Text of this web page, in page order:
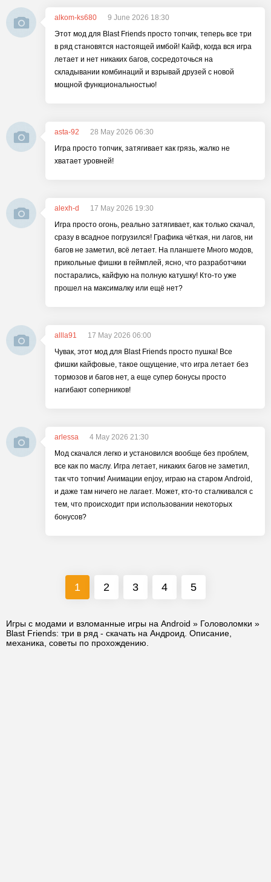
alkom-ks680
9 June 2026 18:30
Этот мод для Blast Friends просто топчик, теперь все три
в ряд становятся настоящей имбой! Кайф, когда вся игра
летает и нет никаких багов, сосредоточься на
складывании комбинаций и взрывай друзей с новой
мощной функциональностью!
asta-92
28 May 2026 06:30
Игра просто топчик, затягивает как грязь, жалко не
хватает уровней!
alexh-d
17 May 2026 19:30
Игра просто огонь, реально затягивает, как только скачал,
сразу в всадное погрузился! Графика чёткая, ни лагов, ни
багов не заметил, всё летает. На планшете Много модов,
прикольные фишки в геймплей, ясно, что разработчики
постарались, кайфую на полную катушку! Кто-то уже
прошел на максималку или ещё нет?
allla91
17 May 2026 06:00
Чувак, этот мод для Blast Friends просто пушка! Все
фишки кайфовые, такое ощущение, что игра летает без
тормозов и багов нет, а еще супер бонусы просто
нагибают соперников!
arlessa
4 May 2026 21:30
Мод скачался легко и установился вообще без проблем,
все как по маслу. Игра летает, никаких багов не заметил,
так что топчик! Анимации enjoy, играю на старом Android,
и даже там ничего не лагает. Может, кто-то сталкивался с
тем, что происходит при использовании некоторых
бонусов?
1 2 3 4 5
Игры с модами и взломанные игры на Android » Головоломки »
Blast Friends: три в ряд - скачать на Андроид. Описание,
механика, советы по прохождению.